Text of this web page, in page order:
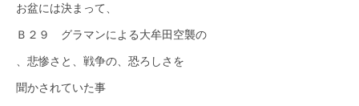
お盆には決まって、
Ｂ２９ グラマンによる大牟田空襲の
、悲惨さと、戦争の、恐ろしさを
聞かされていた事